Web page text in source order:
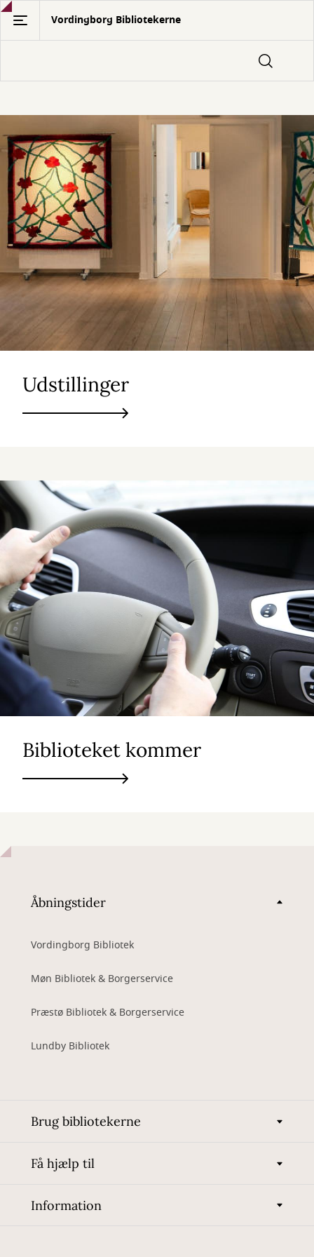
Gå
hovedindhold
Vordingborg Bibliotekerne
tilbyder
Udstillinger
Biblioteket kommer
Åbningstider
Vordingborg Bibliotek
Møn Bibliotek & Borgerservice
Præstø Bibliotek & Borgerservice
Lundby Bibliotek
Brug bibliotekerne
Få hjælp til
Information